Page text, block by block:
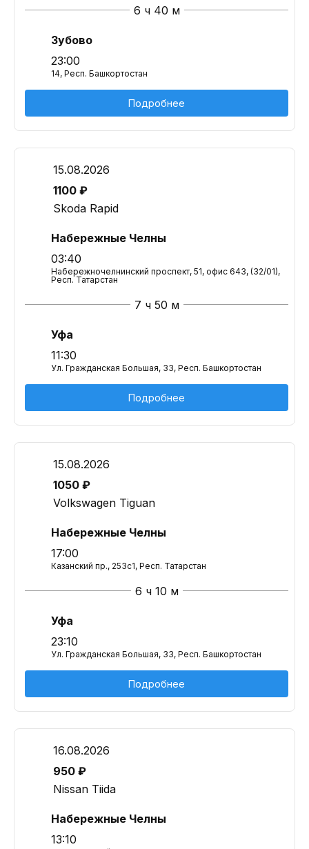
6 ч 40 м
Зубово
23:00
14, Респ. Башкортостан
Подробнее
15.08.2026
1100 ₽
Skoda Rapid
Набережные Челны
03:40
Набережночелнинский проспект, 51, офис 643, (32/01),
Респ. Татарстан
7 ч 50 м
Уфа
11:30
Ул. Гражданская Большая, 33, Респ. Башкортостан
Подробнее
15.08.2026
1050 ₽
Volkswagen Tiguan
Набережные Челны
17:00
Казанский пр., 253с1, Респ. Татарстан
6 ч 10 м
Уфа
23:10
Ул. Гражданская Большая, 33, Респ. Башкортостан
Подробнее
16.08.2026
950 ₽
Nissan Tiida
Набережные Челны
13:10